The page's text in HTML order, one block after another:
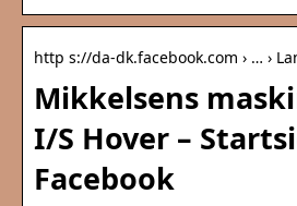
http s://da-dk.facebook.com › … ›
Mikkelsens
I/S Hover –
Facebook